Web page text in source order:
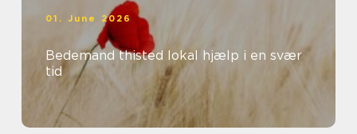
01. June 2026
Bedemand thisted lokal hjælp i en svær
tid